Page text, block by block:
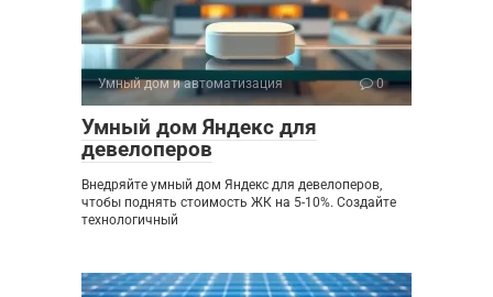
Умный дом и автоматизация 0
Умный дом Яндекс для
девелоперов
Внедряйте умный дом Яндекс для девелоперов,
чтобы поднять стоимость ЖК на 5-10%. Создайте
технологичный